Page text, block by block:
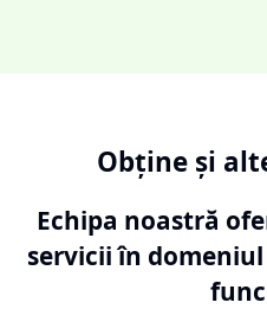
Obține și
Echipa noastră
servicii în